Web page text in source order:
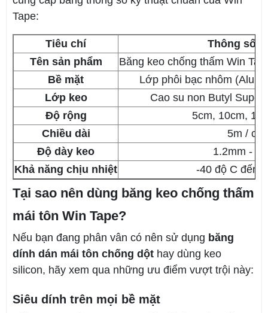
Tape:
Tiêu chí
Thông số
Tên sản phẩm
Băng keo chống thấm Win
Bề mặt
Lớp phôi bạc nhôm
Lớp keo
Cao su non Butyl
Độ rộng
5cm, 10cm,
Chiều dài
5m /
Độ dày keo
1.2mm -
Khả năng chịu nhiệt
-40 độ C đến
Tại sao nên dùng băng keo chống thấm
mái tôn Win Tape?
Nếu bạn đang phân vân có nên sử dụng băng
dính dán mái tôn chống dột hay dùng keo
silicon, hãy xem qua những ưu điểm vượt trội này:
Siêu dính trên mọi bề mặt